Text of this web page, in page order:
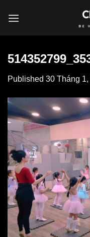
Published 30 Tháng